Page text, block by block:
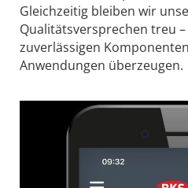
Gleichzeitig bleiben wir
Qualitätsversprechen treu
zuverlässigen
Anwendungen überzeugen.